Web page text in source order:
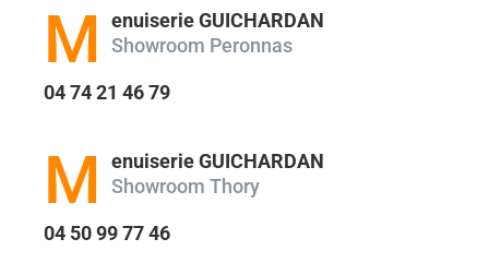
M
enuiserie GUICHARDAN
Showroom Peronnas
04 74 21 46 79
M
enuiserie GUICHARDAN
Showroom Thory
04 50 99 77 46